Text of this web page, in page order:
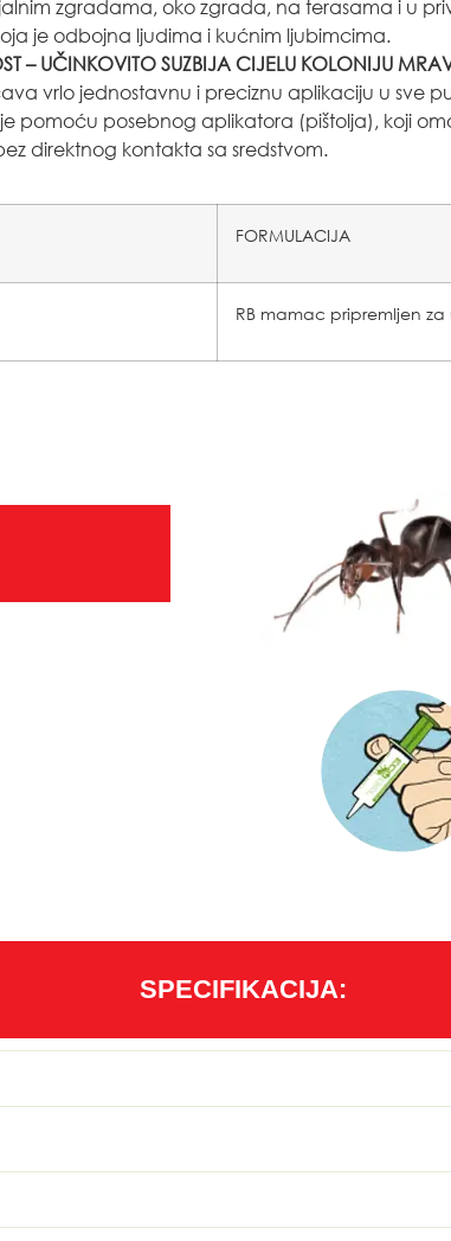
zgradama, oko zgrada, na terasama i u
je odbojna ljudima i kućnim ljubimcima.
– UČINKOVITO SUZBIJA CIJELU KOLONIJU
vrlo jednostavnu i preciznu aplikaciju u sve
pomoću posebnog aplikatora (pištolja), koji
direktnog kontakta sa sredstvom.
FORMULACIJA
RB mamac pripremljen
SPECIFIKACIJA: